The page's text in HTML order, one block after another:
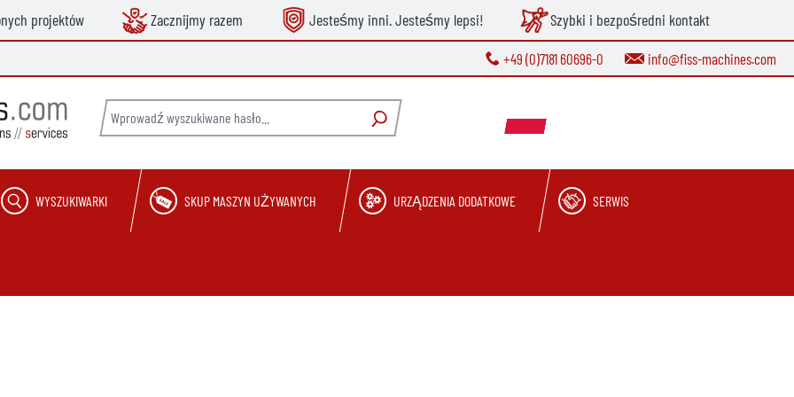
projektów Zacznijmy razem Jesteśmy inni. Jesteśmy lepsi! Szybki i bezpośredni kontakt
+49 (0)7181 60696-0 info@fiss-machines.com
WYSZUKIWARKI SKUP MASZYN UŻYWANYCH URZĄDZENIA DODATKOWE SERWIS